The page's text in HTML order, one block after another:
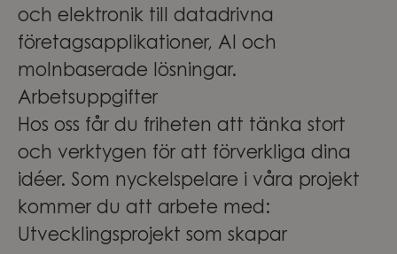
och elektronik till datadrivna
företagsapplikationer, AI och
molnbaserade lösningar.
Arbetsuppgifter
Hos oss får du friheten att tänka stort
och verktygen för att förverkliga dina
idéer. Som nyckelspelare i våra projekt
kommer du att arbete med:
Utvecklingsprojekt som skapar